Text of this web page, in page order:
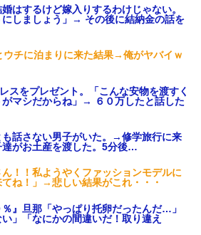
はするけど嫁入りするわけじゃない。
しましょう」→ その後に結納金の話を
ウチに泊まりに来た結果→俺がヤバイｗ
スをプレゼント。「こんな安物を渡すく
がマシだからね」→ ６０万したと話した
話さない男子がいた。→修学旅行に来
がお土産を渡した。5分後…
ん！！私ようやくファッションモデルに
ね！」→悲しい結果がこれ・・・
』旦那「やっぱり托卵だったんだ…」
」「なにかの間違いだ！取り違え